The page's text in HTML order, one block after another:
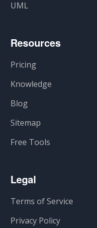
UML
Resources
Pricing
Knowledge
Blog
Sitemap
Free Tools
Legal
Terms of Service
Privacy Policy